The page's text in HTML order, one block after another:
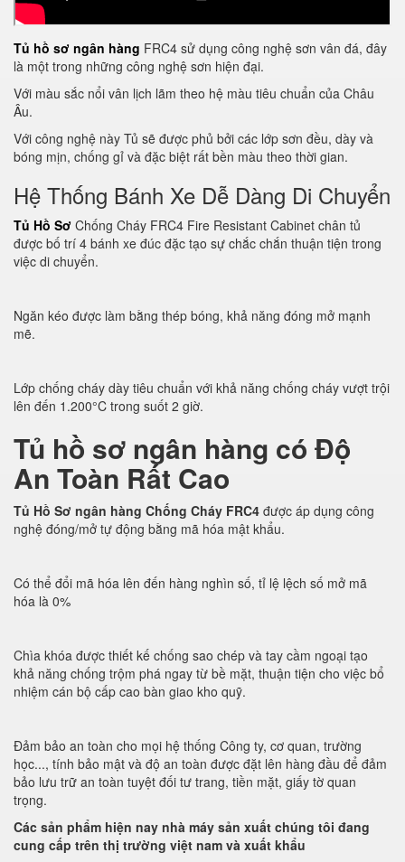
Tủ hồ sơ ngân hàng FRC4 sử dụng công nghệ sơn vân đá, đây
là một trong những công nghệ sơn hiện đại.
Với màu sắc nổi vân lịch lãm theo hệ màu tiêu chuẩn của Châu
Âu.
Với công nghệ này Tủ sẽ được phủ bởi các lớp sơn đều, dày và
bóng mịn, chống gỉ và đặc biệt rất bền màu theo thời gian.
Hệ Thống Bánh Xe Dễ Dàng Di Chuyển
Tủ Hồ Sơ Chống Cháy FRC4 Fire Resistant Cabinet chân tủ
được bố trí 4 bánh xe đúc đặc tạo sự chắc chắn thuận tiện trong
việc di chuyển.
Ngăn kéo được làm bằng thép bóng, khả năng đóng mở mạnh
mẽ.
Lớp chống cháy dày tiêu chuẩn với khả năng chống cháy vượt trội
lên đến 1.200°C trong suốt 2 giờ.
Tủ hồ sơ ngân hàng có Độ
An Toàn Rất Cao
Tủ Hồ Sơ ngân hàng Chống Cháy FRC4 được áp dụng công
nghệ đóng/mở tự động bằng mã hóa mật khẩu.
Có thể đổi mã hóa lên đến hàng nghìn số, tỉ lệ lệch số mở mã
hóa là 0%
Chìa khóa được thiết kế chống sao chép và tay cầm ngoại tạo
khả năng chống trộm phá ngay từ bề mặt, thuận tiện cho việc bổ
nhiệm cán bộ cấp cao bàn giao kho quỹ.
Đảm bảo an toàn cho mọi hệ thống Công ty, cơ quan, trường
học..., tính bảo mật và độ an toàn được đặt lên hàng đầu để đảm
bảo lưu trữ an toàn tuyệt đối tư trang, tiền mặt, giấy tờ quan
trọng.
Các sản phẩm hiện nay nhà máy sản xuất chúng tôi đang
cung cấp trên thị trường việt nam và xuất khẩu